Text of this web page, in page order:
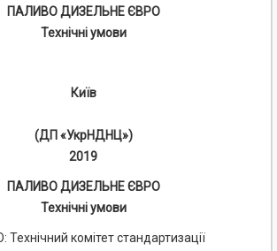
ПАЛИВО ДИЗЕЛЬНЕ ЄВРО
Технічні умови
Київ
(ДП «УкрНДНЦ»)
2019
ПАЛИВО ДИЗЕЛЬНЕ ЄВРО
Технічні умови
комітет стандартизації